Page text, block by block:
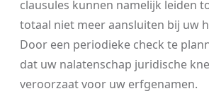
clausules kunnen namelijk leiden
totaal niet meer aansluiten bij uw
Door een periodieke check te
dat uw nalatenschap juridische
veroorzaat voor uw erfgenamen.